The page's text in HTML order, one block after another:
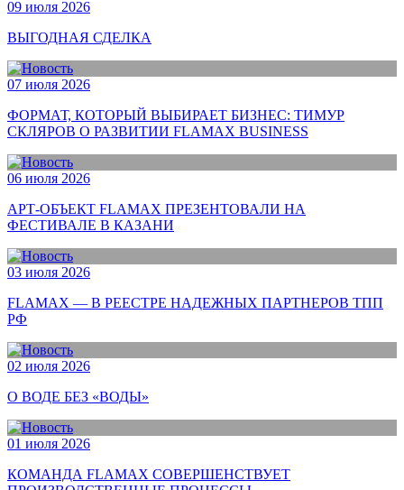
09 июля 2026
ВЫГОДНАЯ СДЕЛКА
07 июля 2026
ФОРМАТ, КОТОРЫЙ ВЫБИРАЕТ БИЗНЕС: ТИМУР
СКЛЯРОВ О РАЗВИТИИ FLAMAX BUSINESS
06 июля 2026
АРТ-ОБЪЕКТ FLAMAX ПРЕЗЕНТОВАЛИ НА
ФЕСТИВАЛЕ В КАЗАНИ
03 июля 2026
FLAMAX — В РЕЕСТРЕ НАДЕЖНЫХ ПАРТНЕРОВ ТПП
РФ
02 июля 2026
О ВОДЕ БЕЗ «ВОДЫ»
01 июля 2026
КОМАНДА FLAMAX СОВЕРШЕНСТВУЕТ